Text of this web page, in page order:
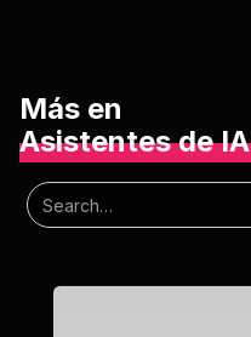
Más en
Asistentes de IA